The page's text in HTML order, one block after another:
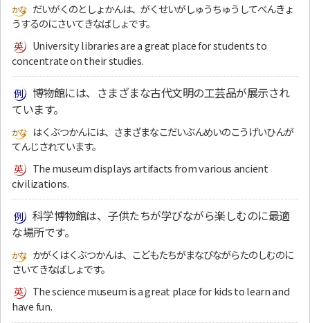
だいがくのとしょかんは、がくせいがしゅうちゅうしてべんきょ
うするのにさいてきなばしょです。
University libraries are a great place for students to
concentrate on their studies.
博物館には、さまざまな古代文明の工芸品が展示され
ています。
はくぶつかんには、さまざまなこだいぶんめいのこうげいひんが
てんじされています。
The museum displays artifacts from various ancient
civilizations.
科学博物館は、子供たちが学びながら楽しむのに最適
な場所です。
かがくはくぶつかんは、こどもたちがまなびながらたのしむのに
さいてきなばしょです。
The science museum is a great place for kids to learn and
have fun.